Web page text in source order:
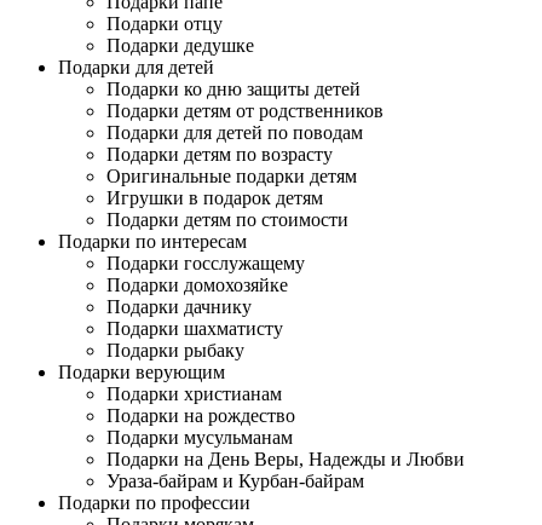
Подарки отцу
Подарки дедушке
Подарки для детей
Подарки ко дню защиты детей
Подарки детям от родственников
Подарки для детей по поводам
Подарки детям по возрасту
Оригинальные подарки детям
Игрушки в подарок детям
Подарки детям по стоимости
Подарки по интересам
Подарки госслужащему
Подарки домохозяйке
Подарки дачнику
Подарки шахматисту
Подарки рыбаку
Подарки верующим
Подарки христианам
Подарки на рождество
Подарки мусульманам
Подарки на День Веры, Надежды и Любви
Ураза-байрам и Курбан-байрам
Подарки по профессии